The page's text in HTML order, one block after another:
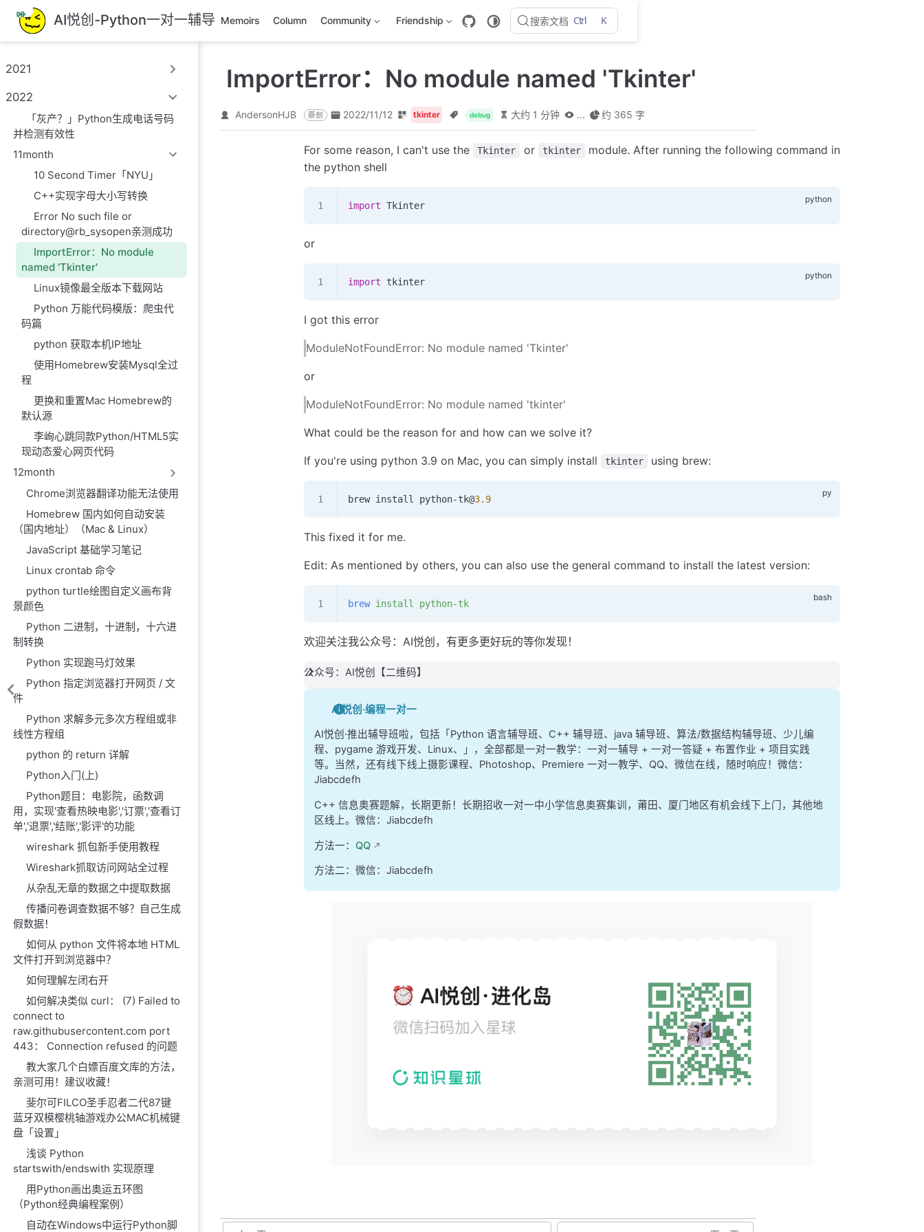
跳
至
主
內
AI悦创-Python一对一辅导 Memoirs Column Community Friendship 搜索文档 Ctrl K
2021
2022
「灰产？」Python生成电话号码
并检测有效性
11month
10 Second Timer「NYU」
C++实现字母大小写转换
Error No such file or
directory@rb_sysopen亲测成功
ImportError：No module
named 'Tkinter'
Linux镜像最全版本下载网站
Python 万能代码模版：爬虫代
码篇
python 获取本机IP地址
使用Homebrew安装Mysql全过
程
更换和重置Mac Homebrew的
默认源
李峋心跳同款Python/HTML5实
现动态爱心网页代码
12month
Chrome浏览器翻译功能无法使用
Homebrew 国内如何自动安装
（国内地址）（Mac & Linux）
JavaScript 基础学习笔记
Linux crontab 命令
python turtle绘图自定义画布背
景颜色
Python 二进制，十进制，十六进
制转换
Python 实现跑马灯效果
Python 指定浏览器打开网页 / 文
件
Python 求解多元多次方程组或非
线性方程组
python 的 return 详解
Python入门(上)
Python题目：电影院，函数调
用，实现'查看热映电影','订票','查看订
单','退票','结账','影评'的功能
wireshark 抓包新手使用教程
Wireshark抓取访问网站全过程
从杂乱无章的数据之中提取数据
传播问卷调查数据不够？自己生成
假数据！
如何从 python 文件将本地 HTML
文件打开到浏览器中？
如何理解左闭右开
如何解决类似 curl： (7) Failed to
connect to
raw.githubusercontent.com port
443： Connection refused 的问题
教大家几个白嫖百度文库的方法，
亲测可用！建议收藏！
斐尔可FILCO圣手忍者二代87键
蓝牙双模樱桃轴游戏办公MAC机械键
盘「设置」
浅谈 Python
startswith/endswith 实现原理
用Python画出奥运五环图
（Python经典编程案例）
自动在Windows中运行Python脚
ImportError：No module named 'Tkinter'
AndersonHJB 原创 2022/11/12 tkinter debug 大约 1 分钟 ... 约 365 字
For some reason, I can't use the Tkinter or tkinter
module. After running the following command in
the python shell
import Tkinter
or
import tkinter
I got this error
ModuleNotFoundError: No module named 'Tkinter'
or
ModuleNotFoundError: No module named 'tkinter'
What could be the reason for and how can we solve it?
If you're using python 3.9 on Mac, you can simply install tkinter using brew:
brew install python-tk@3.9
This fixed it for me.
Edit: As mentioned by others, you can also use the general command to install the latest version:
brew install python-tk
欢迎关注我公众号：AI悦创，有更多更好玩的等你发现！
公众号：AI悦创【二维码】
AI悦创·编程一对一
AI悦创·推出辅导班啦，包括「Python 语言辅导班、C++ 辅导班、java 辅导班、算法/数据结构辅导班、少儿编
程、pygame 游戏开发、Linux、」，全部都是一对一教学：一对一辅导 + 一对一答疑 + 布置作业 + 项目实践
等。当然，还有线下线上摄影课程、Photoshop、Premiere 一对一教学、QQ、微信在线，随时响应！微信：
Jiabcdefh
C++ 信息奥赛题解，长期更新！长期招收一对一中小学信息奥赛集训，莆田、厦门地区有机会线下上门，其他地
区线上。微信：Jiabcdefh
方法一： QQ
方法二：微信：Jiabcdefh